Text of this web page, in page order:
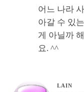
어느 나라
아갈 수 있
게 아닐까
요. ^^
LAIN